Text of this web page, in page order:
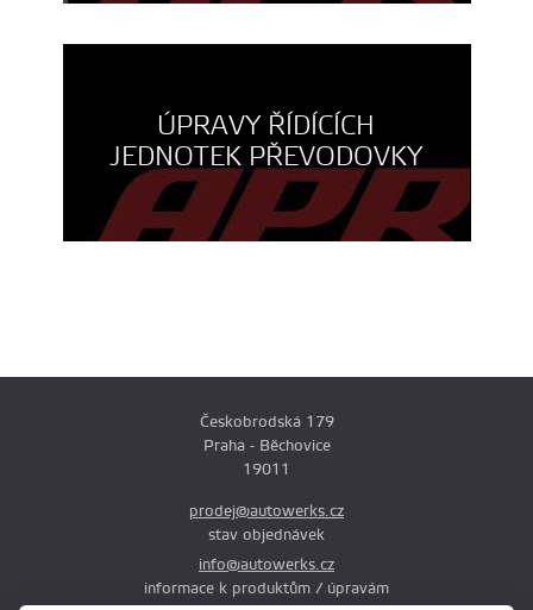
ÚPRAVY ŘÍDÍCÍCH
JEDNOTEK PŘEVODOVKY
Českobrodská 179
Praha - Běchovice
19011
prodej@autowerks.cz
stav objednávek
info@autowerks.cz
informace k produktům / úpravám